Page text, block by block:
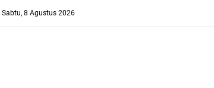
Sabtu, 8 Agustus 2026